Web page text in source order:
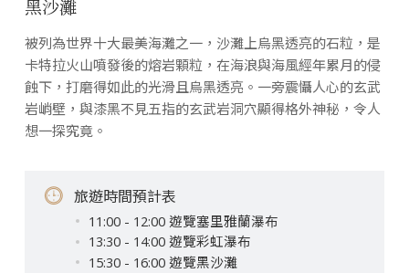
黑沙灘
被列為世界十大最美海灘之一，沙灘上烏黑透亮的石粒，是
卡特拉火山噴發後的熔岩顆粒，在海浪與海風經年累月的侵
蝕下，打磨得如此的光滑且烏黑透亮。一旁震懾人心的玄武
岩峭壁，與漆黑不見五指的玄武岩洞穴顯得格外神秘，令人
想一探究竟。
旅遊時間預計表
11:00 - 12:00 遊覽塞里雅蘭瀑布
13:30 - 14:00 遊覽彩虹瀑布
15:30 - 16:00 遊覽黑沙灘